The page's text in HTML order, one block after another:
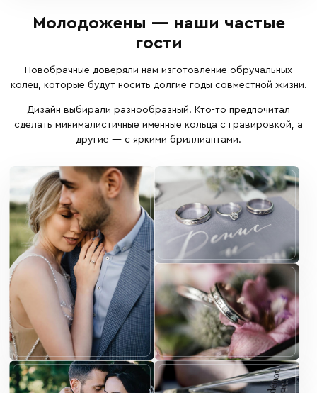
Молодожены — наши частые
гости
Новобрачные доверяли нам изготовление обручальных
колец, которые будут носить долгие годы совместной жизни.
Дизайн выбирали разнообразный. Кто-то предпочитал
сделать минималистичные именные кольца с гравировкой, а
другие — с яркими бриллиантами.